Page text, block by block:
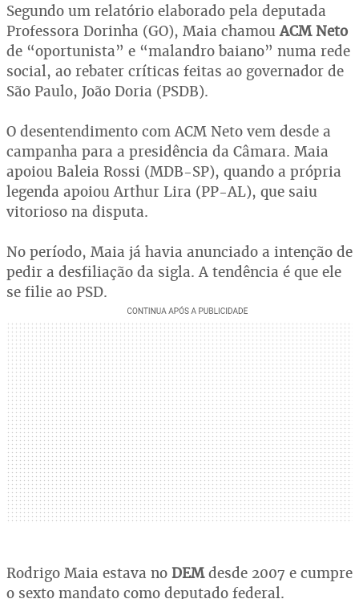
Segundo um relatório elaborado pela deputada
Professora Dorinha (GO), Maia chamouACM Neto
de “oportunista” e “malandro baiano” numa rede
social, ao rebater críticas feitas ao governador de
São Paulo, João Doria (PSDB).
O desentendimento com ACM Neto vem desde a
campanha para a presidência da Câmara. Maia
apoiou Baleia Rossi (MDB-SP), quando a própria
legenda apoiou Arthur Lira (PP-AL), que saiu
vitorioso na disputa.
No período, Maia já havia anunciado a intenção de
pedir a desfiliação da sigla. A tendência é que ele
se filie ao PSD.
Rodrigo Maia estava no DEMdesde 2007 e cumpre
o sexto mandato como deputado federal.